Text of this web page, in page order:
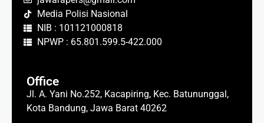
Media Polisi Nasional
NIB : 101121000818
NPWP : 65.801.599.5-422.000
Office
Jl. A. Yani No.252, Kacapiring, Kec. Batununggal,
Kota Bandung, Jawa Barat 40262